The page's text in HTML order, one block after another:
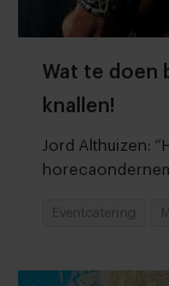
Wat te doen
knallen!
Jord Althuizen:
Eventcatering